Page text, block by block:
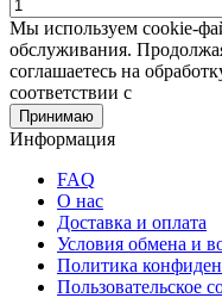
Мы используем cookie-
обслуживания.
соглашаетесь на
соответствии с
Принимаю
Информация
FAQ
О нас
Доставка и оплата
Условия обмена и
Политика
Пользовательское